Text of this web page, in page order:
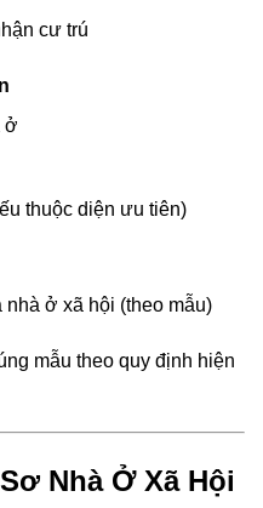
cư trú
ở
thuộc diện ưu tiên)
ở xã hội (theo mẫu)
mẫu theo quy định hiện
Nhà Ở Xã Hội